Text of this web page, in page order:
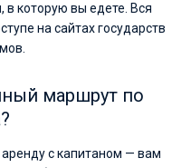
в которую вы едете. Вся
на сайтах государств
маршрут по
с капитаном — вам